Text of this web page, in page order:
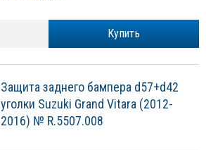
Купить
Защита заднего бампера d57+d42
уголки Suzuki Grand Vitara (2012-
2016) № R.5507.008